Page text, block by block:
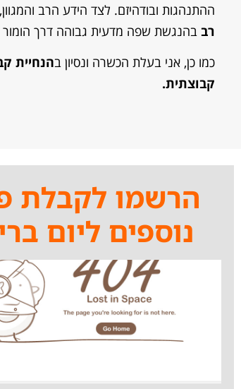
ההתנהגות ובודהיזם. לצד הידע הרב
רב בהנגשת שפה מדעית גבוהה דרך
כמו כן, אני בעלת הכשרה ונסיון בהנחיית
קבוצתית.
הרשמו לקבלת
נוספים ליום